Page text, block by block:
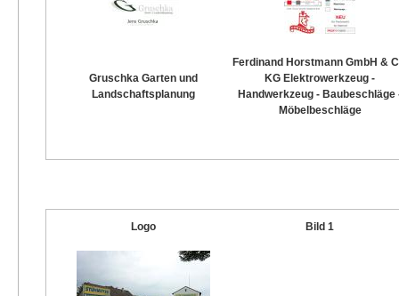
Gruschka Garten und
Landschaftsplanung
Ferdinand Horstmann GmbH &
KG Elektrowerkzeug -
Handwerkzeug - Baubeschläge
Möbelbeschläge
Logo Bild 1